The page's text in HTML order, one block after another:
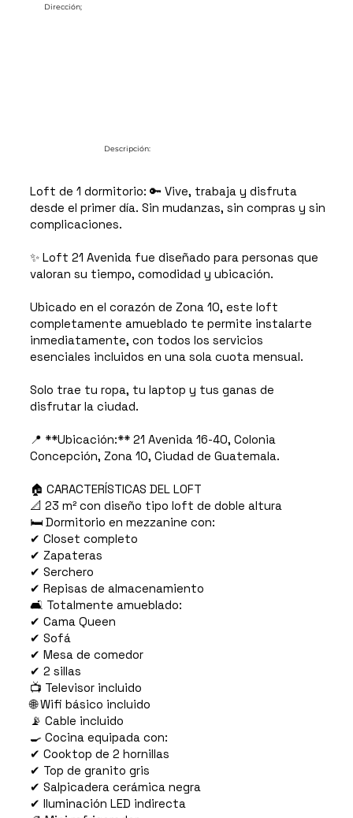
Dirección;
Descripción:
Loft de 1 dormitorio: 🔑 Vive, trabaja y disfruta
desde el primer día. Sin mudanzas, sin compras y sin
complicaciones.
✨ Loft 21 Avenida fue diseñado para personas que
valoran su tiempo, comodidad y ubicación.
Ubicado en el corazón de Zona 10, este loft
completamente amueblado te permite instalarte
inmediatamente, con todos los servicios
esenciales incluidos en una sola cuota mensual.
Solo trae tu ropa, tu laptop y tus ganas de
disfrutar la ciudad.
📍 **Ubicación:** 21 Avenida 16-40, Colonia
Concepción, Zona 10, Ciudad de Guatemala.
🏠 CARACTERÍSTICAS DEL LOFT
📐 23 m² con diseño tipo loft de doble altura
🛏️ Dormitorio en mezzanine con:
✔ Closet completo
✔ Zapateras
✔ Serchero
✔ Repisas de almacenamiento
🛋️ Totalmente amueblado:
✔ Cama Queen
✔ Sofá
✔ Mesa de comedor
✔ 2 sillas
📺 Televisor incluido
🌐 Wifi básico incluido
📡 Cable incluido
🍳 Cocina equipada con:
✔ Cooktop de 2 hornillas
✔ Top de granito gris
✔ Salpicadera cerámica negra
✔ Iluminación LED indirecta